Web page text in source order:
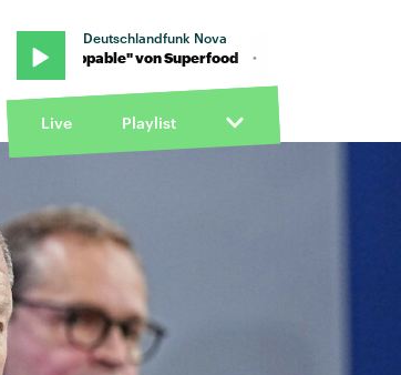
Deutschlandfunk Nova
von Superfood · "Unstoppable" von Superfood
Live Playlist